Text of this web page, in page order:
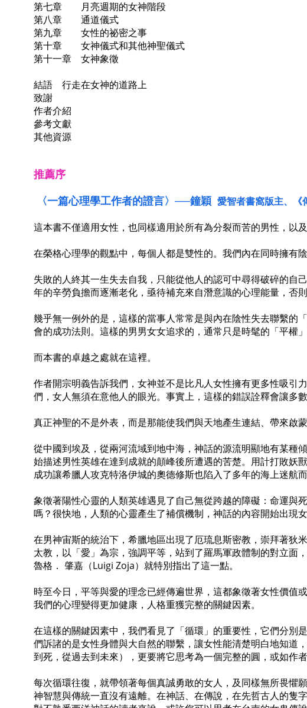
第七章 月亮週期的女神階段
第八章 通道儀式
第九章 女性的祕密之事
第十章 女神儀式和其他神聖儀式
第十一章 女神象徵
結語 行走在女神的道路上
致謝
作者介紹
參考文獻
其他資源
推薦序
〈一篇心理學工作者的證言〉──鐘穎 愛智者書窩版主、《
這本書不僅適用女性，也同樣適用於所有為分裂而苦的男性，以
在榮格心理學的觀點中，每個人都是雙性的。我們內在同時擁有
失敗的人終其一生失去自我，只能從他人的認可中尋得破碎的
年的辛勞負擔而逐漸老化，亟待補充來自潛意識的心理能量，否
幾乎無一例外的是，這樣的當事人常常是與內在陰性失去聯繫的
會的成功法則。這樣的男男女女追求的，通常只是時髦的「平權
而本書的卓越之處就在這裡。
作者開宗明義告訴我們，女神並不是比凡人女性擁有更多性吸引
們，女人無須在意他人的眼光。事實上，這樣的錯誤詮釋會讓多
真正神聖的不是外表，而是那能使我們與天地產生連結、帶來啟
從中國到埃及，從兩河流域到地中海，神話的源流明顯地有某種
始描述男性英雄在達到成就的顛峰後所遭遇的苦楚。用計打敗妖
成功讓希臘人攻克特洛伊城的奧德修斯也陷入了多年的海上迷航而
象徵著陽性心靈的人類英雄遇見了自己無從跨越的障礙：命運與
嗎？很快地，人類的心靈產生了補償機制，神話的內容開始出現
在男神宙斯的統治下，希臘地區出現了厄琉息斯密教，崇拜著狄
太教，以「愛」為宗，強調平等，站到了羅馬軍政體制的對立面
魯格． 肇嘉（Luigi Zoja）就特別指出了這一點。
時至今日，平等與愛的理念已經傳遍世界，這都象徵著女性價值
我們的心理變得更加健康，人格重獲完整的關鍵因素。
在這樣的關鍵因素中，我們看見了「循環」的重要性，它們分別
們訴諸的是女性身體與大自然的聯繫，讓女性能清楚明白地知道
到死，從過去到未來），更要將它思考為一個完整的圓，或如作
每次循環往復，就帶領著每個真誠勇敢的女人，及同樣無所畏懼
神智慧與傳統一直沒有遠離。在神話、在傳說，在先哲古人的隻